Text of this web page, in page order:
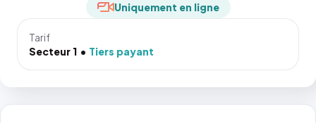
Uniquement en ligne
Tarif
Secteur 1
Tiers payant